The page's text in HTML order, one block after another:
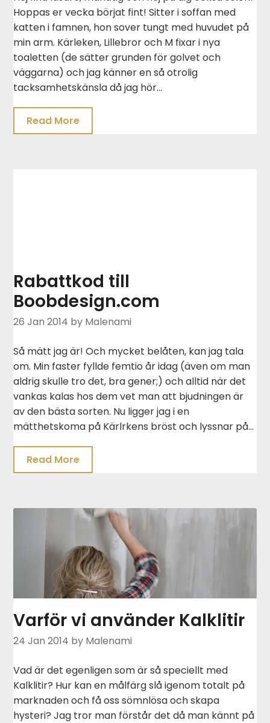
Hoppas er vecka börjat fint! Sitter i soffan med
katten i famnen, hon sover tungt med huvudet på
min arm. Kärleken, Lillebror och M fixar i nya
toaletten (de sätter grunden för golvet och
väggarna) och jag känner en så otrolig
tacksamhetskänsla då jag hör…
Read More
Rabattkod till
Boobdesign.com
26 Jan 2014 by Malenami
Så mätt jag är! Och mycket belåten, kan jag tala
om. Min faster fyllde femtio år idag (även om man
aldrig skulle tro det, bra gener;) och alltid när det
vankas kalas hos dem vet man att bjudningen är
av den bästa sorten. Nu ligger jag i en
mätthetskoma på Kärlrkens bröst och lyssnar på…
Read More
Varför vi använder Kalklitir
24 Jan 2014 by Malenami
Vad är det egenligen som är så speciellt med
Kalklitir? Hur kan en målfärg slå igenom totalt på
marknaden och få oss sömnlösa och skapa
hysteri? Jag tror man förstår det då man kännt på